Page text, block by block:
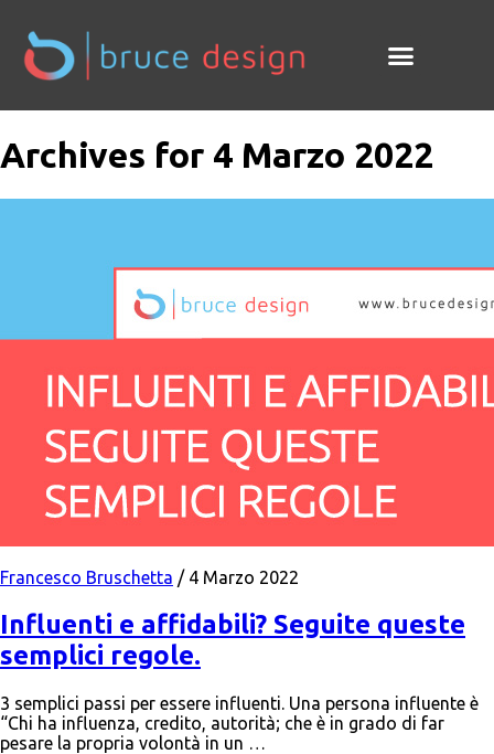
Archives for 4 Marzo 2022
Francesco Bruschetta / 4 Marzo 2022
Influenti e affidabili? Seguite queste
semplici regole.
3 semplici passi per essere influenti. Una persona influente è
“Chi ha influenza, credito, autorità; che è in grado di far
pesare la propria volontà in un …